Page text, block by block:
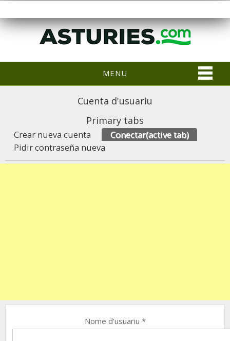
MENU
Cuenta d'usuariu
Primary tabs
Crear nueva cuenta Conectar(active tab)
Pidir contraseña nueva
Nome d'usuariu *